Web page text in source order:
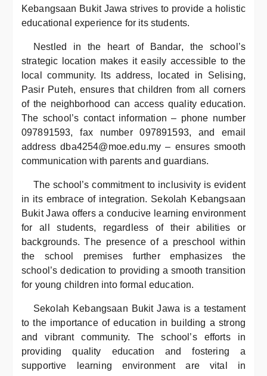
Kebangsaan Bukit Jawa strives to provide a holistic
educational experience for its students.
Nestled in the heart of Bandar, the school’s
strategic location makes it easily accessible to the
local community. Its address, located in Selising,
Pasir Puteh, ensures that children from all corners
of the neighborhood can access quality education.
The school’s contact information – phone number
097891593, fax number 097891593, and email
address dba4254@moe.edu.my – ensures smooth
communication with parents and guardians.
The school’s commitment to inclusivity is evident
in its embrace of integration. Sekolah Kebangsaan
Bukit Jawa offers a conducive learning environment
for all students, regardless of their abilities or
backgrounds. The presence of a preschool within
the school premises further emphasizes the
school’s dedication to providing a smooth transition
for young children into formal education.
Sekolah Kebangsaan Bukit Jawa is a testament
to the importance of education in building a strong
and vibrant community. The school’s efforts in
providing quality education and fostering a
supportive learning environment are vital in